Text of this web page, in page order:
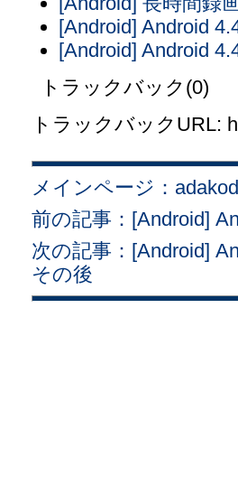
[Android] Android
[Android] Android
トラックバック(0)
トラックバックURL:
メインページ：
前の記事：[Android]
次の記事：[Android]
その後